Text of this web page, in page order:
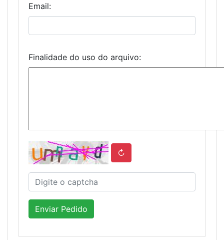
Email:
Finalidade do uso do arquivo:
↻
Enviar Pedido